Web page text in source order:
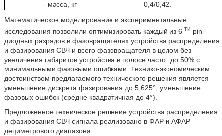
- масса, кг
0,4/0,42.
Математическое моделирование и экспериментальные
исследования позволили оптимизировать каждый из 6-ти pin-
диодных разрядов в фазовращателях устройства распределения
и фазирования СВЧ и всего фазовращателя в целом без
увеличения габаритов устройства в полосе частот до 50% с
минимальными фазовыми ошибками. Технико-экономическим
достоинством предлагаемого технического решения является
уменьшение дискрета фазирования до 5,625°, уменьшение
фазовых ошибок (средне квадратичная до 4°).
Предложенное техническое решение устройства распределения
и фазирования СВЧ сигнала реализовано в ФАР и АФАР
дециметрового диапазона.